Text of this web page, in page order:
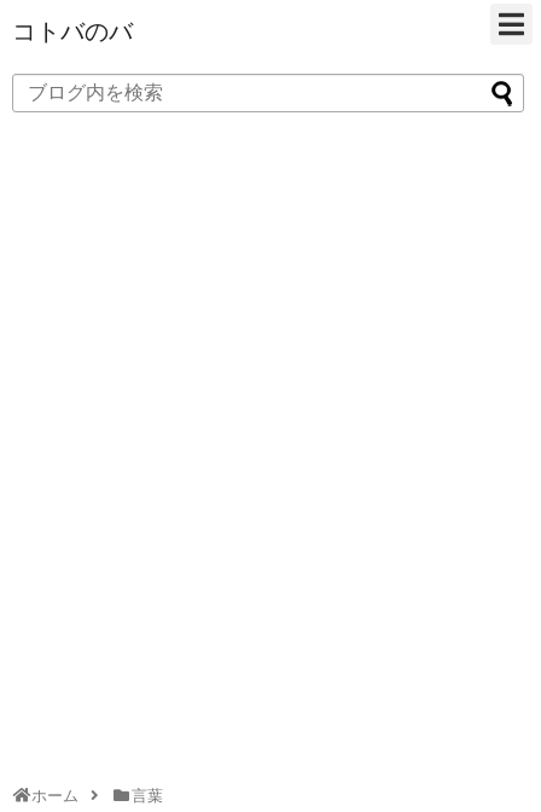
コトバのバ
ホーム 言葉